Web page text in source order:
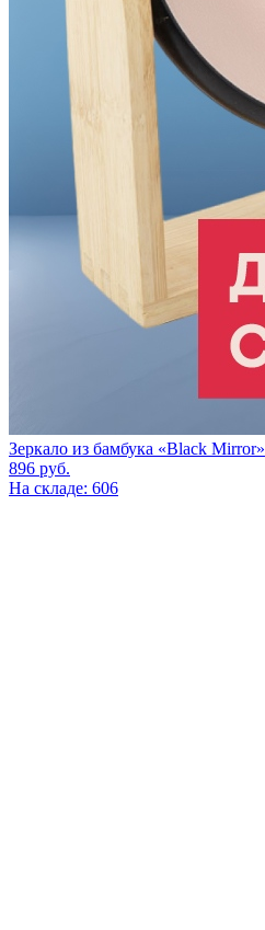
Зеркало из бамбука «Black Mirror»
896 руб.
На складе: 606